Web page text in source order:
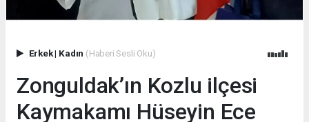
Erkek| Kadın (Haberi Sesli Oku)
Zonguldak’ın Kozlu ilçesi
Kaymakamı Hüseyin Ece